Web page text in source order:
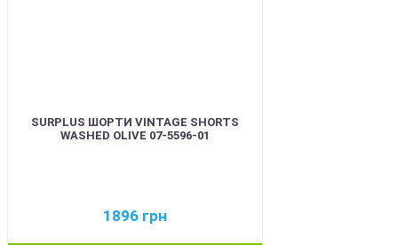
SURPLUS ШОРТИ VINTAGE SHORTS
WASHED OLIVE 07-5596-01
1896 грн